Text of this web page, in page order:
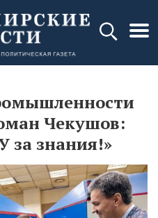
Чекушов:
за знания!»